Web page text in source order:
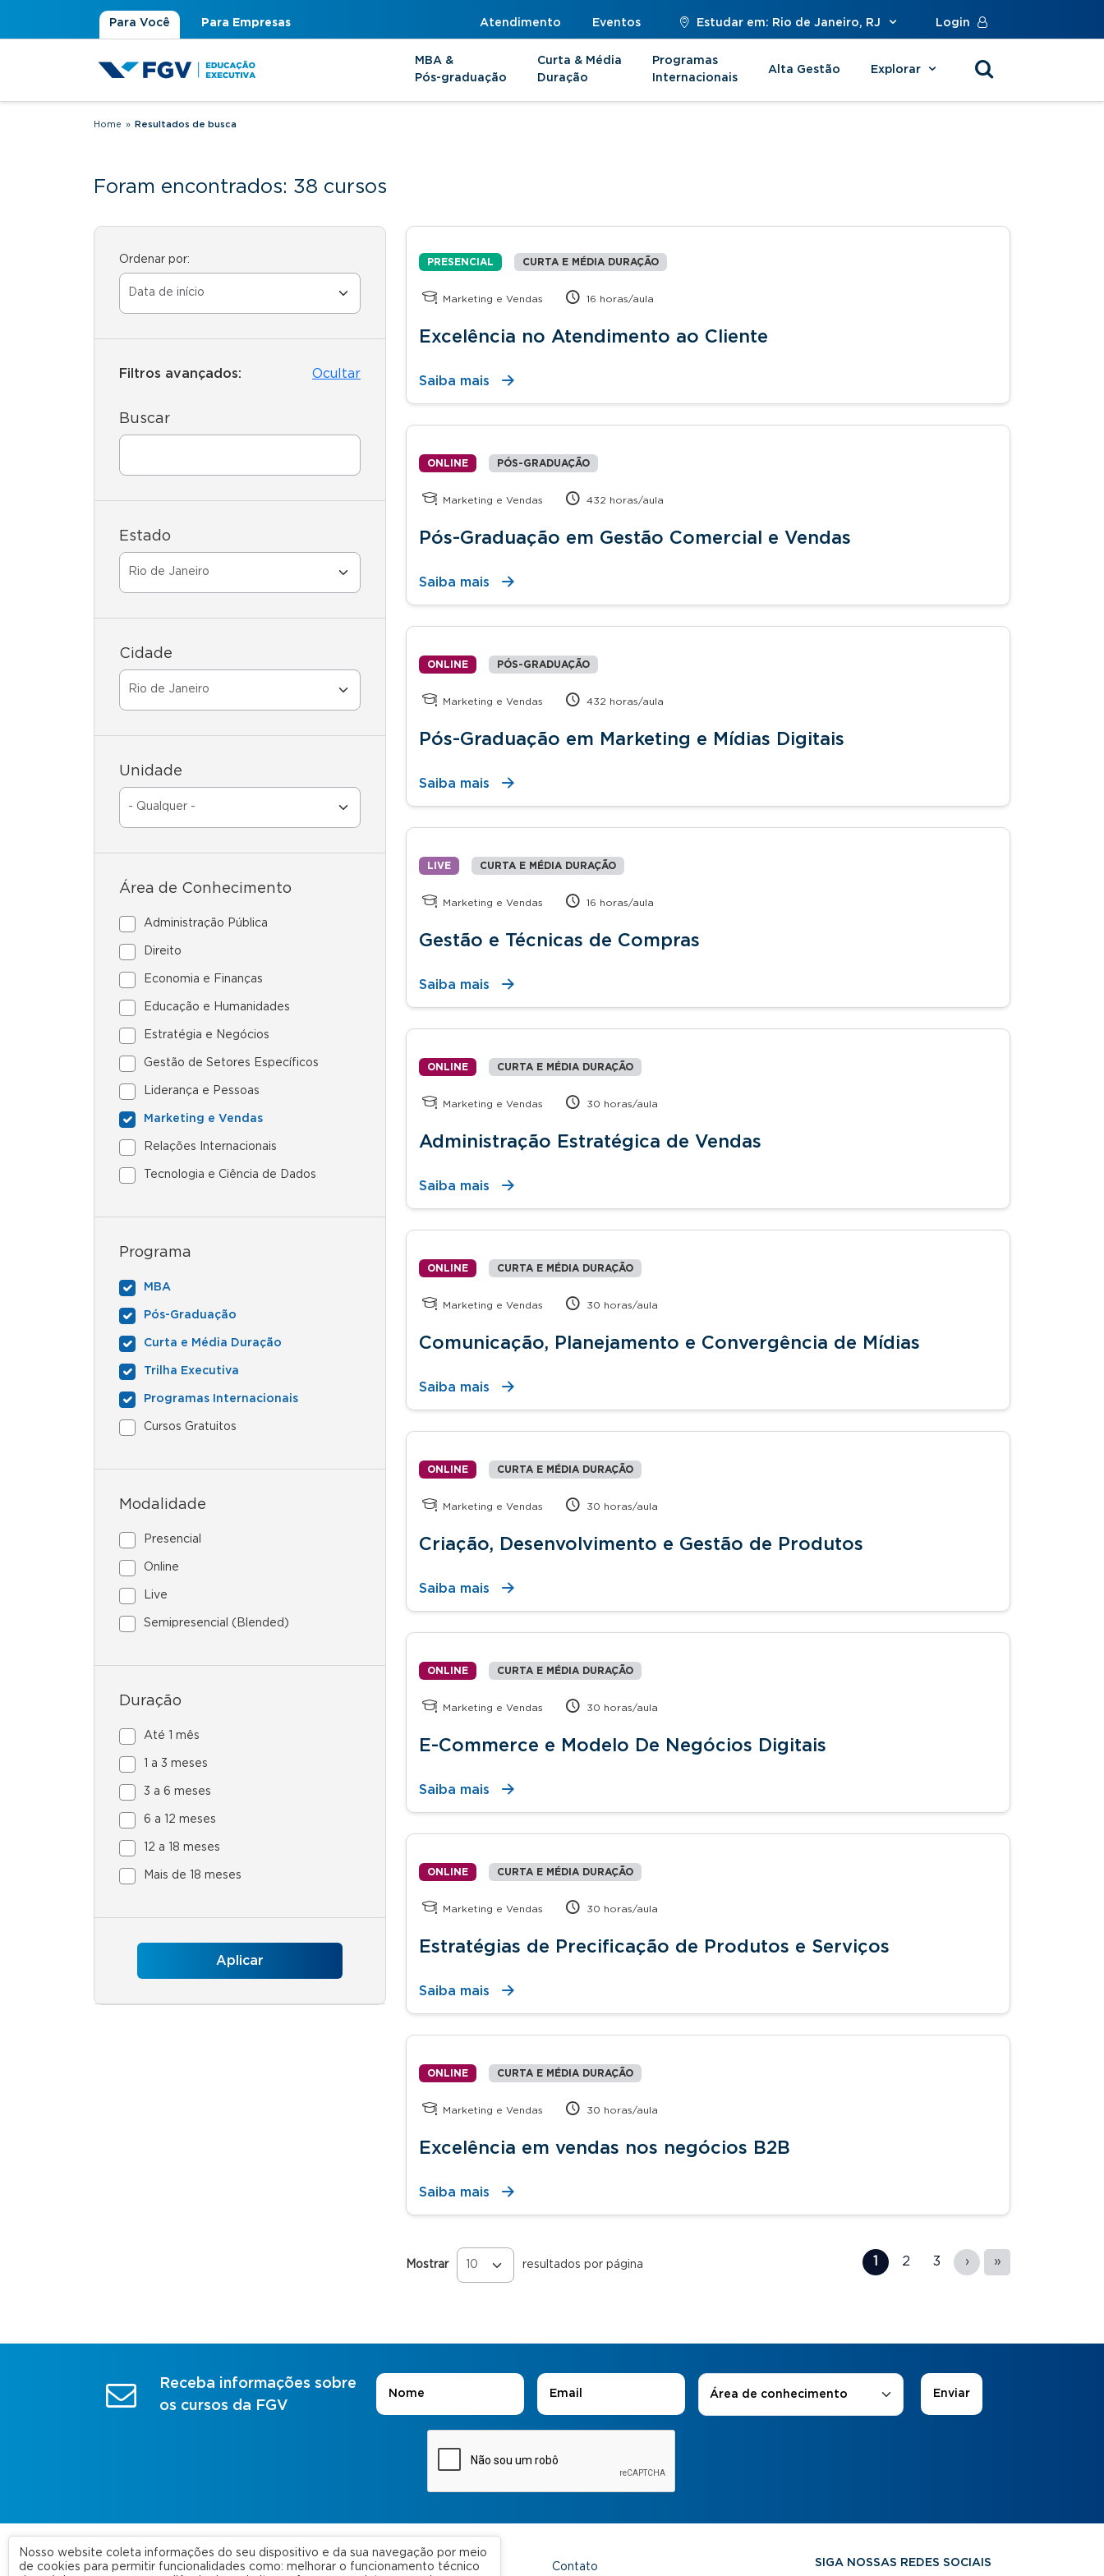
Para Você Para Empresas Atendimento Eventos Estudar em: Rio de Janeiro, RJ Login
MBA &
Pós-graduação
Curta & Média
Duração
Programas
Internacionais
Alta Gestão Explorar
Você está aqui
Home » Resultados de busca
Foram encontrados: 38 cursos
Ordenar por:
Filtros avançados: Ocultar
Buscar
Estado
Cidade
Unidade
Área de Conhecimento
Administração Pública
Direito
Economia e Finanças
Educação e Humanidades
Estratégia e Negócios
Gestão de Setores Específicos
Liderança e Pessoas
Marketing e Vendas
Relações Internacionais
Tecnologia e Ciência de Dados
Programa
MBA
Pós-Graduação
Curta e Média Duração
Trilha Executiva
Programas Internacionais
Cursos Gratuitos
Modalidade
Presencial
Online
Live
Semipresencial (Blended)
Duração
Até 1 mês
1 a 3 meses
3 a 6 meses
6 a 12 meses
12 a 18 meses
Mais de 18 meses
PRESENCIAL CURTA E MÉDIA DURAÇÃO
Marketing e Vendas 16 horas/aula
Excelência no Atendimento ao Cliente
Saiba mais
ONLINE PÓS-GRADUAÇÃO
Marketing e Vendas 432 horas/aula
Pós-Graduação em Gestão Comercial e Vendas
Saiba mais
ONLINE PÓS-GRADUAÇÃO
Marketing e Vendas 432 horas/aula
Pós-Graduação em Marketing e Mídias Digitais
Saiba mais
LIVE CURTA E MÉDIA DURAÇÃO
Marketing e Vendas 16 horas/aula
Gestão e Técnicas de Compras
Saiba mais
ONLINE CURTA E MÉDIA DURAÇÃO
Marketing e Vendas 30 horas/aula
Administração Estratégica de Vendas
Saiba mais
ONLINE CURTA E MÉDIA DURAÇÃO
Marketing e Vendas 30 horas/aula
Comunicação, Planejamento e Convergência de Mídias
Saiba mais
ONLINE CURTA E MÉDIA DURAÇÃO
Marketing e Vendas 30 horas/aula
Criação, Desenvolvimento e Gestão de Produtos
Saiba mais
ONLINE CURTA E MÉDIA DURAÇÃO
Marketing e Vendas 30 horas/aula
E-Commerce e Modelo De Negócios Digitais
Saiba mais
ONLINE CURTA E MÉDIA DURAÇÃO
Marketing e Vendas 30 horas/aula
Estratégias de Precificação de Produtos e Serviços
Saiba mais
ONLINE CURTA E MÉDIA DURAÇÃO
Marketing e Vendas 30 horas/aula
Excelência em vendas nos negócios B2B
Saiba mais
Mostrar resultados por página
Páginas
1 2 3 › »
Receba informações sobre
os cursos da FGV
Nome E-mail Áreas de Interesse
Área de conhecimento
A FGV Contato SIGA NOSSAS REDES SOCIAIS
Nosso website coleta informações do seu dispositivo e da sua navegação por meio
de cookies para permitir funcionalidades como: melhorar o funcionamento técnico